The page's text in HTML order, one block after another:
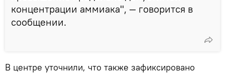
концентрации аммиака", — говорится в
сообщении.
В центре уточнили, что также зафиксировано